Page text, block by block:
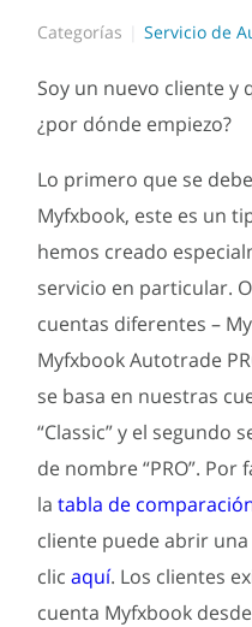
Categorías Servicio de
Soy un nuevo cliente y
¿por dónde empiezo?
Lo primero que se
Myfxbook, este es un
hemos creado
servicio en particular.
cuentas diferentes –
Myfxbook Autotrade
se basa en nuestras
“Classic” y el segundo
de nombre “PRO”.
latabla de
cliente puede abrir
clicaquí. Los clientes
cuenta Myfxbook